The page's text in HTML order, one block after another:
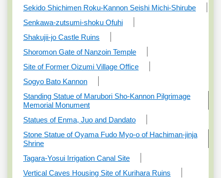
Sekido Shichimen Roku-Kannon Seishi Michi-Shirube
Senkawa-zutsumi-shoku Ofuhi
Shakujii-jo Castle Ruins
Shoromon Gate of Nanzoin Temple
Site of Former Oizumi Village Office
Sogyo Bato Kannon
Standing Statue of Marubori Sho-Kannon Pilgrimage
Memorial Monument
Statues of Enma, Juo and Dandato
Stone Statue of Oyama Fudo Myo-o of Hachiman-jinja
Shrine
Tagara-Yosui Irrigation Canal Site
Vertical Caves Housing Site of Kurihara Ruins